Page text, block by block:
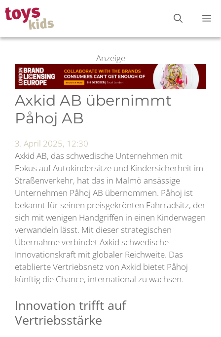
Zum
Inhalt
springen
Anzeige
Axkid AB übernimmt
Påhoj AB
3. April 2025, 12:30
Axkid AB, das schwedische Unternehmen mit
Fokus auf Autokindersitze und Kindersicherheit im
Straßenverkehr, hat das in Malmö ansässige
Unternehmen Påhoj AB übernommen. Påhoj ist
bekannt für seinen preisgekrönten Fahrradsitz, der
sich mit wenigen Handgriffen in einen Kinderwagen
verwandeln lässt. Mit dieser strategischen
Übernahme verbindet Axkid schwedische
Innovationskraft mit globaler Reichweite. Das
etablierte Vertriebsnetz von Axkid bietet Påhoj
künftig die Chance, international zu wachsen.
Innovation trifft auf
Vertriebsstärke